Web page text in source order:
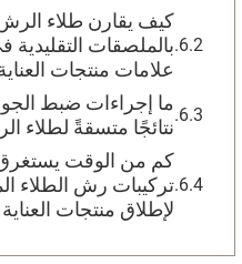
كيف يقارن طلاء
بالملصقات
علامات منتجات
ما إجراءات ضبط
نتائجًا متسقةً
كم من الوقت
تركيبات رش الطلاء
لإطلاق منتجات